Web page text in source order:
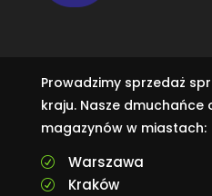
Prowadzimy sprzedaż
kraju. Nasze dmuchańce
magazynów w miastach:
R Warszawa
R Kraków